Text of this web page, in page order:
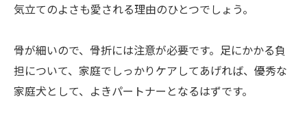
気立てのよさも愛される理由のひとつでしょう。
骨が細いので、骨折には注意が必要です。足にかかる負
担について、家庭でしっかりケアしてあげれば、優秀な
家庭犬として、よきパートナーとなるはずです。